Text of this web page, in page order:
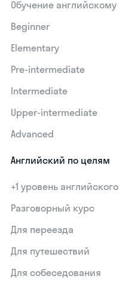
Обучение английскому
Beginner
Elementary
Pre-intermediate
Intermediate
Upper-intermediate
Advanced
Английский по целям
+1 уровень английского
Разговорный курс
Для переезда
Для путешествий
Для собеседования